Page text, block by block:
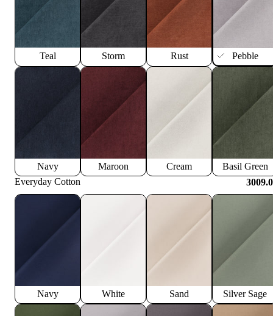
Teal Storm Rust Pebble
Navy Maroon Cream
Basil Green
Everyday Cotton
Navy White Sand Silver Sage